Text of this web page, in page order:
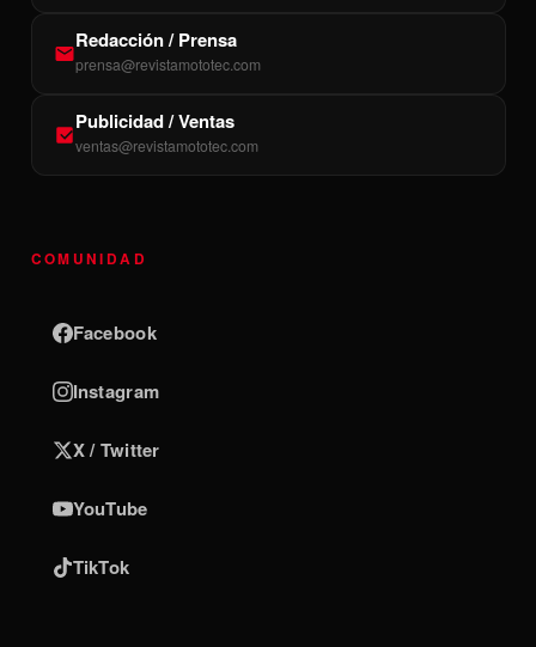
Redacción / Prensa
prensa@revistamototec.com
Publicidad / Ventas
ventas@revistamototec.com
COMUNIDAD
Facebook
Instagram
X / Twitter
YouTube
TikTok